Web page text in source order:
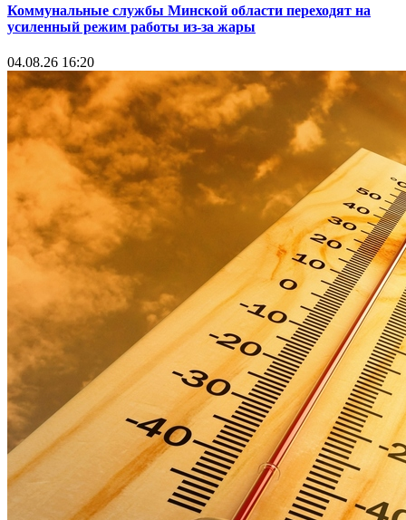
Коммунальные службы Минской области переходят на
усиленный режим работы из-за жары
04.08.26 16:20